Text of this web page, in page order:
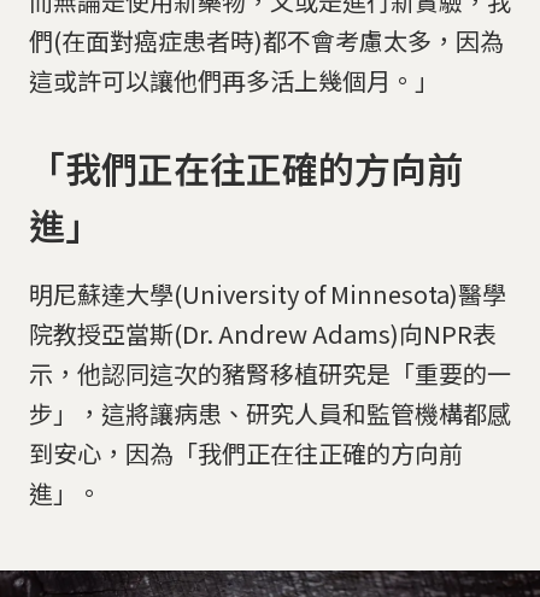
們(在面對癌症患者時)都不會考慮太多，因為
這或許可以讓他們再多活上幾個月。」
「我們正在往正確的方向前
進」
明尼蘇達大學(University of Minnesota)醫學
院教授亞當斯(Dr. Andrew Adams)向NPR表
示，他認同這次的豬腎移植研究是「重要的一
步」，這將讓病患、研究人員和監管機構都感
到安心，因為「我們正在往正確的方向前
進」。